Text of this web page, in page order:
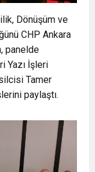
Dönüşüm ve
CHP Ankara
panelde
Yazı İşleri
Tamer
paylaştı.